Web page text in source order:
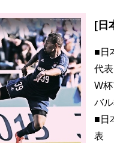
[日
■日
代
W
バ
■日
表